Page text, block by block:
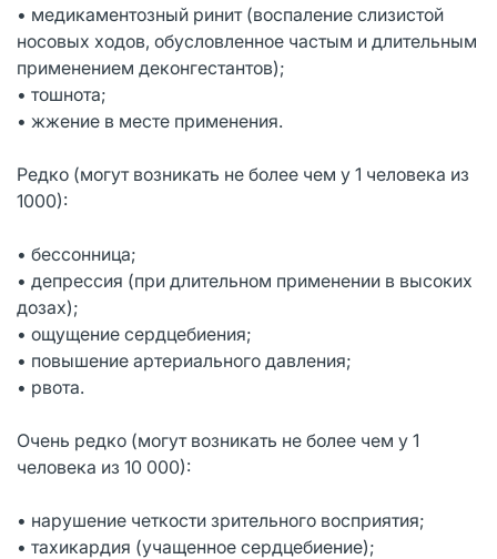
• медикаментозный ринит (воспаление слизистой
носовых ходов, обусловленное частым и длительным
применением деконгестантов);
• тошнота;
• жжение в месте применения.
Редко (могут возникать не более чем у 1 человека из
1000):
• бессонница;
• депрессия (при длительном применении в высоких
дозах);
• ощущение сердцебиения;
• повышение артериального давления;
• рвота.
Очень редко (могут возникать не более чем у 1
человека из 10 000):
• нарушение четкости зрительного восприятия;
• тахикардия (учащенное сердцебиение);